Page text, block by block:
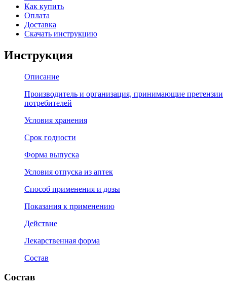
Как купить
Оплата
Доставка
Скачать инструкцию
Инструкция
Описание
Производитель и организация, принимающие претензии
потребителей
Условия хранения
Срок годности
Форма выпуска
Условия отпуска из аптек
Способ применения и дозы
Показания к применению
Действие
Лекарственная форма
Состав
Состав